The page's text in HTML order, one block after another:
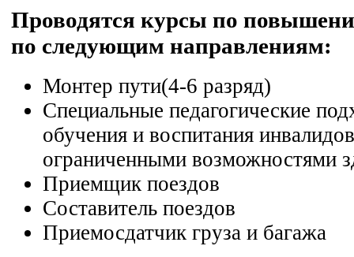
Проводятся курсы по
по следующим направлениям:
Монтер пути(4-6 разряд)
Специальные педагогические
обучения и воспитания
ограниченными возможностями
Приемщик поездов
Составитель поездов
Приемосдатчик груза и багажа